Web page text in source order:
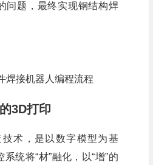
问题，最终实现钢结构焊
焊接机器人编程流程
3D打印
术，是以数字模型为基
统将“材”融化，以“增”的